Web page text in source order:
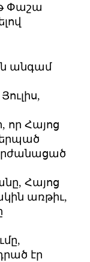
Փաշա
անգամ
որ Հայոց
Հայոց
առթիւ,
էր